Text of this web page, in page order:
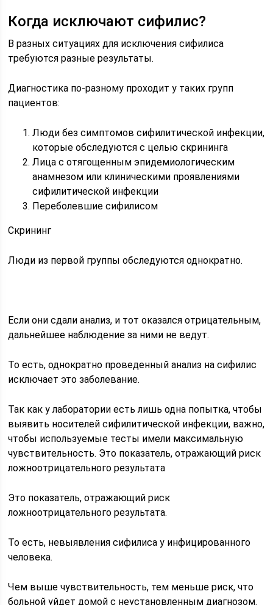
Когда исключают сифилис?
В разных ситуациях для исключения сифилиса
требуются разные результаты.
Диагностика по-разному проходит у таких групп
пациентов:
Люди без симптомов сифилитической инфекции,
которые обследуются с целью скрининга
Лица с отягощенным эпидемиологическим
анамнезом или клиническими проявлениями
сифилитической инфекции
Переболевшие сифилисом
Скрининг
Люди из первой группы обследуются однократно.
Если они сдали анализ, и тот оказался отрицательным,
дальнейшее наблюдение за ними не ведут.
То есть, однократно проведенный анализ на сифилис
исключает это заболевание.
Так как у лаборатории есть лишь одна попытка, чтобы
выявить носителей сифилитической инфекции, важно,
чтобы используемые тесты имели максимальную
чувствительность. Это показатель, отражающий риск
ложноотрицательного результата
Это показатель, отражающий риск
ложноотрицательного результата.
То есть, невыявления сифилиса у инфицированного
человека.
Чем выше чувствительность, тем меньше риск, что
больной уйдет домой с неустановленным диагнозом.